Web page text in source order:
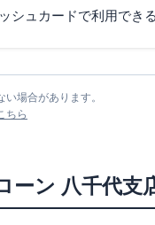
シュカードで利用できる
場合があります。
ちら
ーン 八千代支